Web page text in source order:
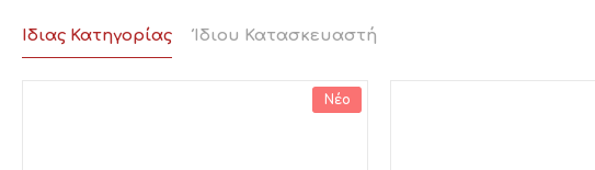
Ίδιας Κατηγορίας Ίδιου Κατασκευαστή
Νέο